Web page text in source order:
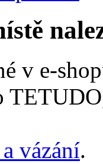
v e-
vázání.